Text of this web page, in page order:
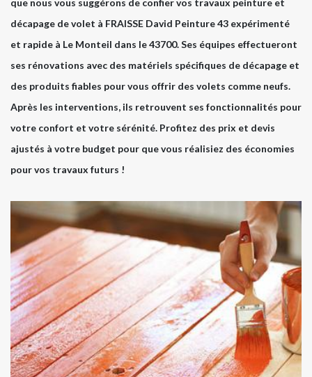
que nous vous suggérons de confier vos travaux peinture et
décapage de volet à FRAISSE David Peinture 43 expérimenté
et rapide à Le Monteil dans le 43700. Ses équipes effectueront
ses rénovations avec des matériels spécifiques de décapage et
des produits fiables pour vous offrir des volets comme neufs.
Après les interventions, ils retrouvent ses fonctionnalités pour
votre confort et votre sérénité. Profitez des prix et devis
ajustés à votre budget pour que vous réalisiez des économies
pour vos travaux futurs !